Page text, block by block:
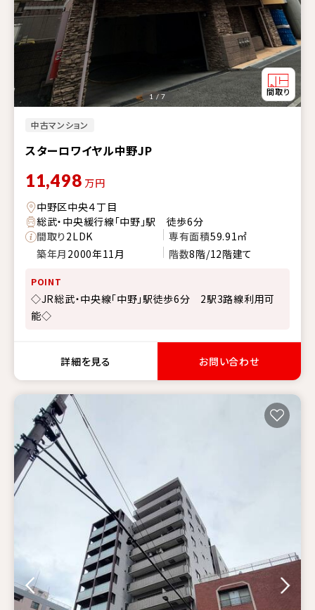
中古マンション
スターロワイヤル中野JP
1 / 7
11,498 万円
中野区中央４丁目
総武・中央緩行線「中野」駅 徒歩6分
間取り2LDK 専有面積59.91㎡
築年月 2000年11月 階数8階/12階建て
POINT
◇JR総武・中央線「中野」駅徒歩6分 2駅3路線利用可
能◇
詳細を見る お問い合わせ